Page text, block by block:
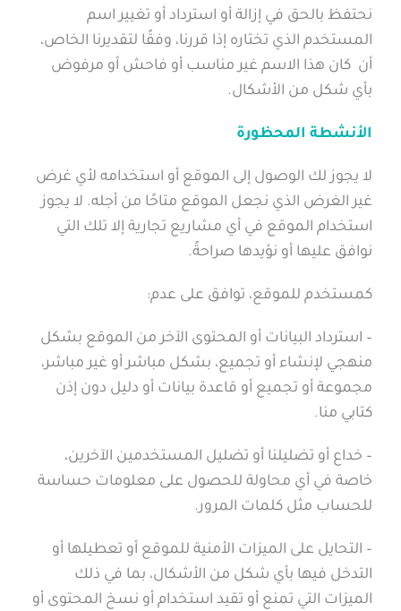
نحتفظ بالحق في إزالة أو استرداد أو تغيير اسم
المستخدم الذي تختاره إذا قررنا، وفقًا لتقديرنا الخاص،
أن كان هذا الاسم غير مناسب أو فاحش أو مرفوض
بأي شكل من الأشكال.
الأنشطة المحظورة
لا يجوز لك الوصول إلى الموقع أو استخدامه لأي غرض
غير الغرض الذي نجعل الموقع متاحًا من أجله. لا يجوز
استخدام الموقع في أي مشاريع تجارية إلا تلك التي
نوافق عليها أو نؤيدها صراحةً.
كمستخدم للموقع، توافق على عدم:
– استرداد البيانات أو المحتوى الآخر من الموقع بشكل
منهجي لإنشاء أو تجميع، بشكل مباشر أو غير مباشر،
مجموعة أو تجميع أو قاعدة بيانات أو دليل دون إذن
كتابي منا.
– خداع أو تضليلنا أو تضليل المستخدمين الآخرين،
خاصة في أي محاولة للحصول على معلومات حساسة
للحساب مثل كلمات المرور.
– التحايل على الميزات الأمنية للموقع أو تعطيلها أو
التدخل فيها بأي شكل من الأشكال، بما في ذلك
الميزات التي تمنع أو تقيد استخدام أو نسخ المحتوى أو